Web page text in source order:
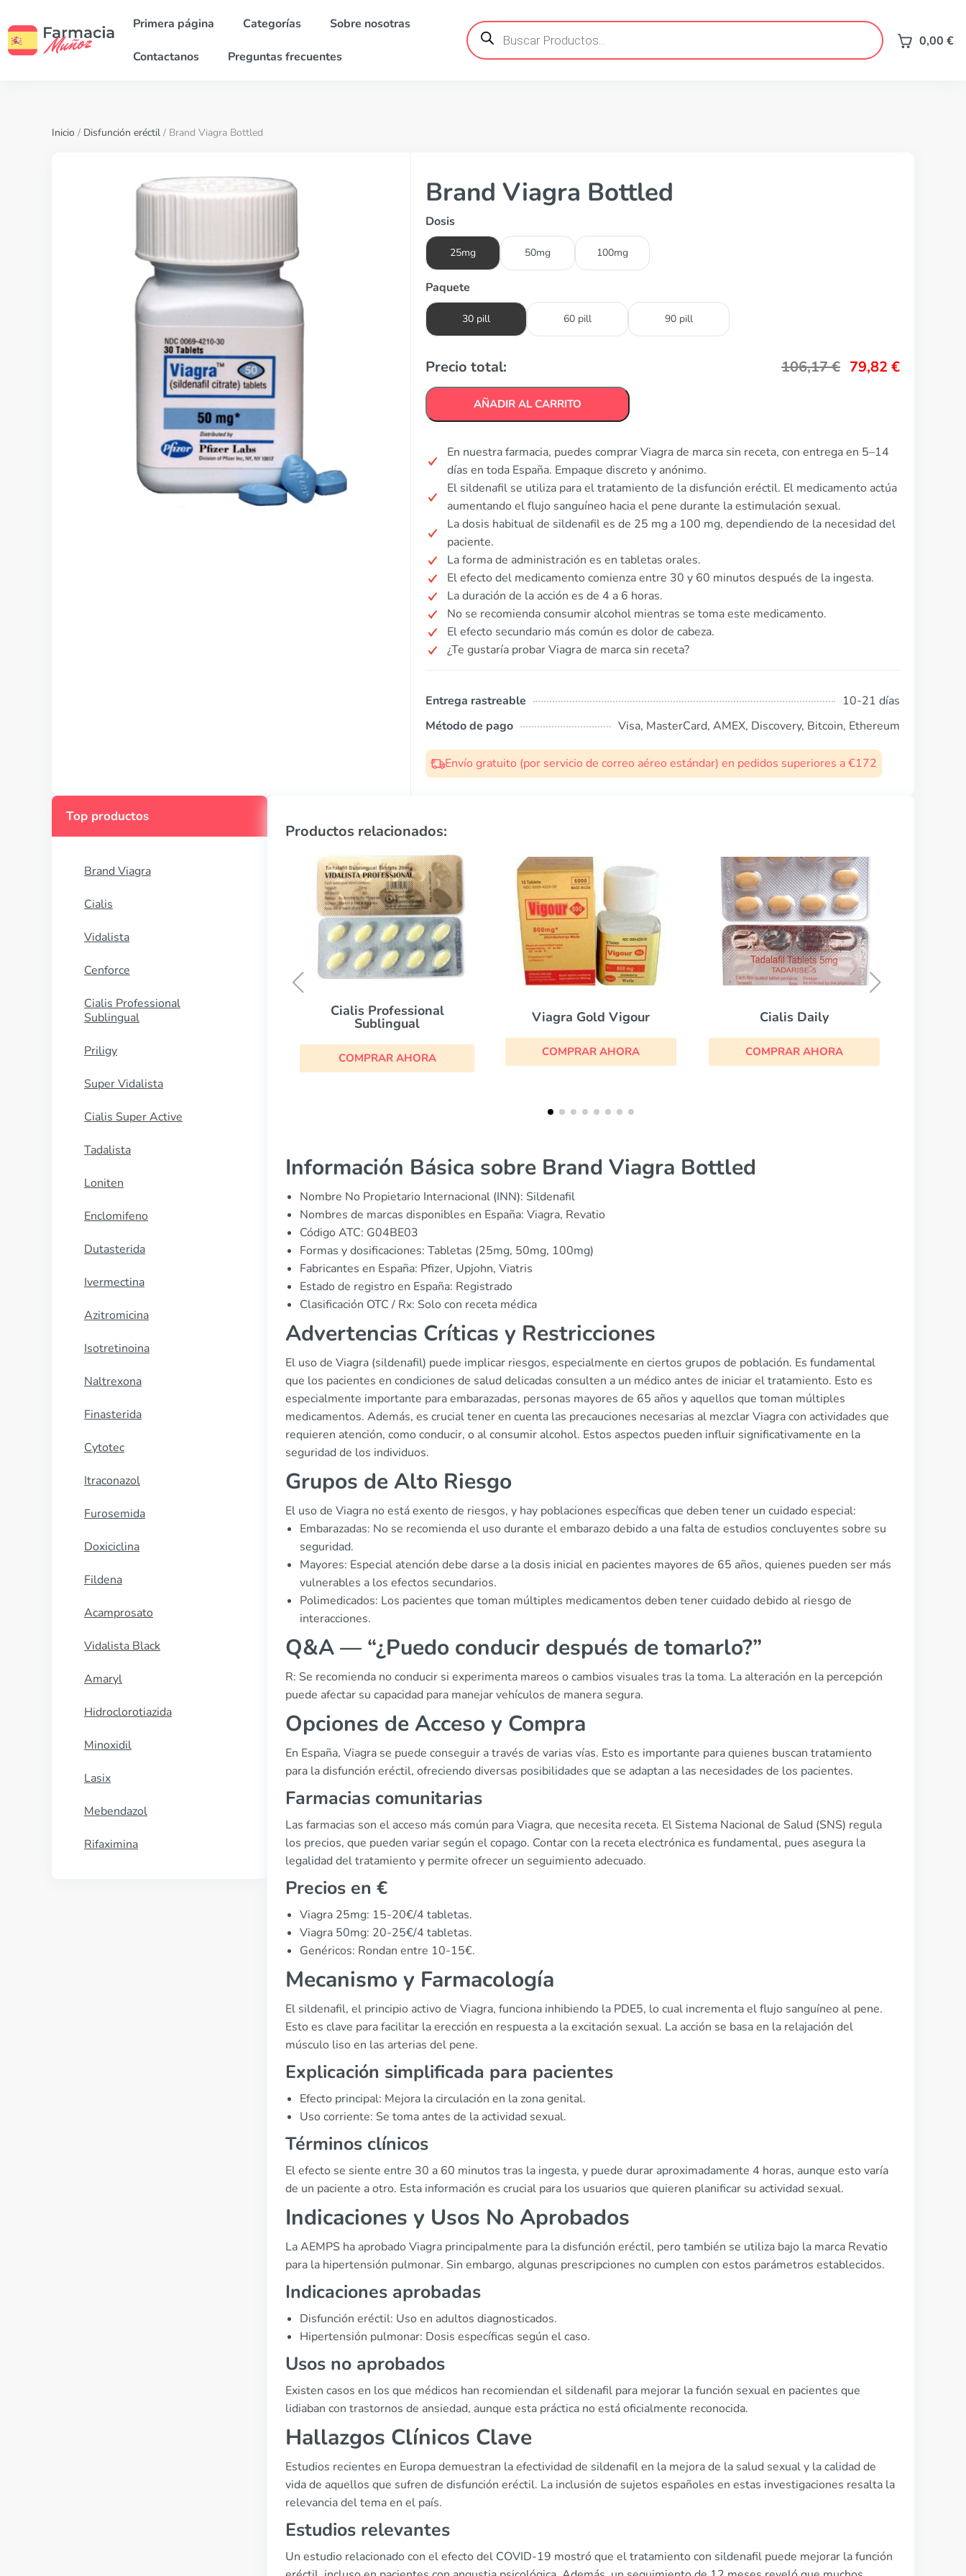
Primera página Categorías Sobre nosotras
Contactanos Preguntas frecuentes
Búsqueda
de
productos 0,00 €
Inicio / Disfunción eréctil / Brand Viagra Bottled
Brand Viagra Bottled
Dosis
25mg 50mg 100mg
Paquete
30 pill 60 pill 90 pill
Precio total: 106,17€ 79,82 €
AÑADIR AL CARRITO
En nuestra farmacia, puedes comprar Viagra de marca sin receta, con entrega en 5–14
días en toda España. Empaque discreto y anónimo.
El sildenafil se utiliza para el tratamiento de la disfunción eréctil. El medicamento actúa
aumentando el flujo sanguíneo hacia el pene durante la estimulación sexual.
La dosis habitual de sildenafil es de 25 mg a 100 mg, dependiendo de la necesidad del
paciente.
La forma de administración es en tabletas orales.
El efecto del medicamento comienza entre 30 y 60 minutos después de la ingesta.
La duración de la acción es de 4 a 6 horas.
No se recomienda consumir alcohol mientras se toma este medicamento.
El efecto secundario más común es dolor de cabeza.
¿Te gustaría probar Viagra de marca sin receta?
Entrega rastreable
10-21 días
Método de pago
Visa, MasterCard, AMEX, Discovery, Bitcoin, Ethereum
Envío gratuito (por servicio de correo aéreo estándar) en pedidos superiores a €172
Top productos
Brand Viagra
Cialis
Vidalista
Cenforce
Cialis Professional
Sublingual
Priligy
Super Vidalista
Cialis Super Active
Tadalista
Loniten
Enclomifeno
Dutasterida
Ivermectina
Azitromicina
Isotretinoina
Naltrexona
Finasterida
Cytotec
Itraconazol
Furosemida
Doxiciclina
Fildena
Acamprosato
Vidalista Black
Amaryl
Hidroclorotiazida
Minoxidil
Lasix
Mebendazol
Rifaximina
Productos relacionados:
Cialis Professional Viagra Gold Vigour
COMPRAR AHORA
Cialis Daily
COMPRAR AHORA
Stendra
COMPRAR AHORA
Información Básica sobre Brand Viagra Bottled
Nombre No Propietario Internacional (INN): Sildenafil
Nombres de marcas disponibles en España: Viagra, Revatio
Código ATC: G04BE03
Formas y dosificaciones: Tabletas (25mg, 50mg, 100mg)
Fabricantes en España: Pfizer, Upjohn, Viatris
Estado de registro en España: Registrado
Clasificación OTC / Rx: Solo con receta médica
Advertencias Críticas y Restricciones
El uso de Viagra (sildenafil) puede implicar riesgos, especialmente en ciertos grupos de población. Es fundamental
que los pacientes en condiciones de salud delicadas consulten a un médico antes de iniciar el tratamiento. Esto es
especialmente importante para embarazadas, personas mayores de 65 años y aquellos que toman múltiples
medicamentos. Además, es crucial tener en cuenta las precauciones necesarias al mezclar Viagra con actividades que
requieren atención, como conducir, o al consumir alcohol. Estos aspectos pueden influir significativamente en la
seguridad de los individuos.
Grupos de Alto Riesgo
El uso de Viagra no está exento de riesgos, y hay poblaciones específicas que deben tener un cuidado especial:
Embarazadas: No se recomienda el uso durante el embarazo debido a una falta de estudios concluyentes sobre su
seguridad.
Mayores: Especial atención debe darse a la dosis inicial en pacientes mayores de 65 años, quienes pueden ser más
vulnerables a los efectos secundarios.
Polimedicados: Los pacientes que toman múltiples medicamentos deben tener cuidado debido al riesgo de
interacciones.
Q&A — “¿Puedo conducir después de tomarlo?”
R: Se recomienda no conducir si experimenta mareos o cambios visuales tras la toma. La alteración en la percepción
puede afectar su capacidad para manejar vehículos de manera segura.
Opciones de Acceso y Compra
En España, Viagra se puede conseguir a través de varias vías. Esto es importante para quienes buscan tratamiento
para la disfunción eréctil, ofreciendo diversas posibilidades que se adaptan a las necesidades de los pacientes.
Farmacias comunitarias
Las farmacias son el acceso más común para Viagra, que necesita receta. El Sistema Nacional de Salud (SNS) regula
los precios, que pueden variar según el copago. Contar con la receta electrónica es fundamental, pues asegura la
legalidad del tratamiento y permite ofrecer un seguimiento adecuado.
Precios en €
Viagra 25mg: 15-20€/4 tabletas.
Viagra 50mg: 20-25€/4 tabletas.
Genéricos: Rondan entre 10-15€.
Mecanismo y Farmacología
El sildenafil, el principio activo de Viagra, funciona inhibiendo la PDE5, lo cual incrementa el flujo sanguíneo al pene.
Esto es clave para facilitar la erección en respuesta a la excitación sexual. La acción se basa en la relajación del
músculo liso en las arterias del pene.
Explicación simplificada para pacientes
Efecto principal: Mejora la circulación en la zona genital.
Uso corriente: Se toma antes de la actividad sexual.
Términos clínicos
El efecto se siente entre 30 a 60 minutos tras la ingesta, y puede durar aproximadamente 4 horas, aunque esto varía
de un paciente a otro. Esta información es crucial para los usuarios que quieren planificar su actividad sexual.
Indicaciones y Usos No Aprobados
La AEMPS ha aprobado Viagra principalmente para la disfunción eréctil, pero también se utiliza bajo la marca Revatio
para la hipertensión pulmonar. Sin embargo, algunas prescripciones no cumplen con estos parámetros establecidos.
Indicaciones aprobadas
Disfunción eréctil: Uso en adultos diagnosticados.
Hipertensión pulmonar: Dosis específicas según el caso.
Usos no aprobados
Existen casos en los que médicos han recomiendan el sildenafil para mejorar la función sexual en pacientes que
lidiaban con trastornos de ansiedad, aunque esta práctica no está oficialmente reconocida.
Hallazgos Clínicos Clave
Estudios recientes en Europa demuestran la efectividad de sildenafil en la mejora de la salud sexual y la calidad de
vida de aquellos que sufren de disfunción eréctil. La inclusión de sujetos españoles en estas investigaciones resalta la
relevancia del tema en el país.
Estudios relevantes
Un estudio relacionado con el efecto del COVID-19 mostró que el tratamiento con sildenafil puede mejorar la función